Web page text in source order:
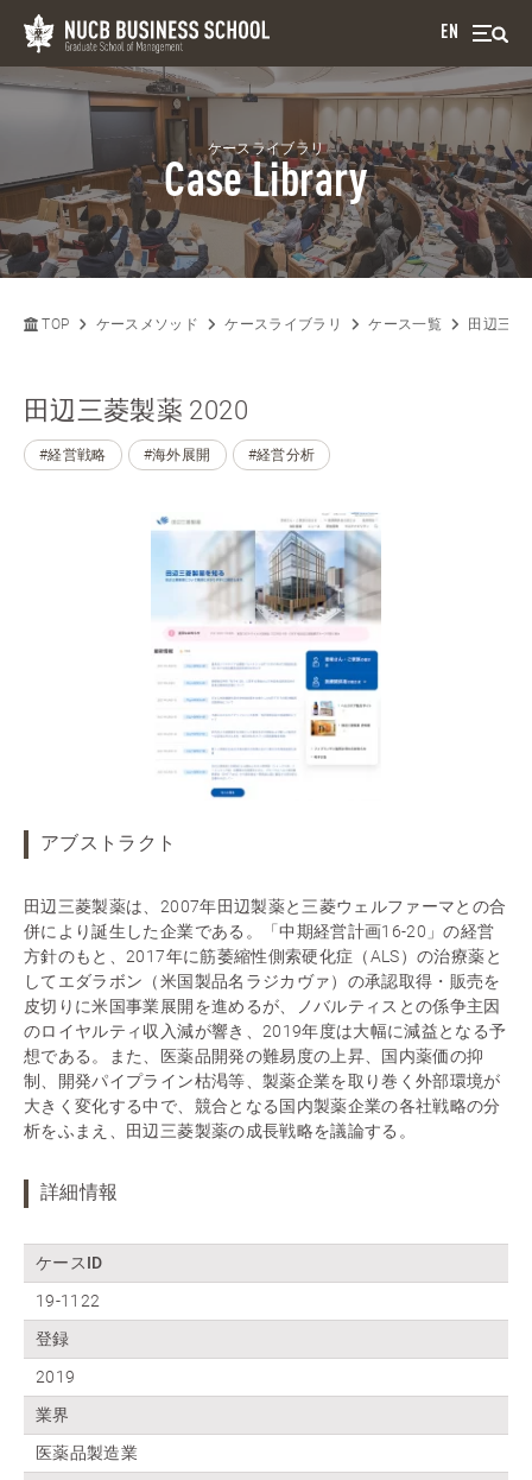
EN
ケースライブラリ
Case Library
TOP ケースメソッド ケースライブラリ ケース一覧 田辺三
田辺三菱製薬 2020
#経営戦略 #海外展開 #経営分析
アブストラクト
田辺三菱製薬は、2007年田辺製薬と三菱ウェルファーマとの合
併により誕生した企業である。「中期経営計画16-20」の経営
方針のもと、2017年に筋萎縮性側索硬化症（ALS）の治療薬と
してエダラボン（米国製品名ラジカヴァ）の承認取得・販売を
皮切りに米国事業展開を進めるが、ノバルティスとの係争主因
のロイヤルティ収入減が響き、2019年度は大幅に減益となる予
想である。また、医薬品開発の難易度の上昇、国内薬価の抑
制、開発パイプライン枯渇等、製薬企業を取り巻く外部環境が
大きく変化する中で、競合となる国内製薬企業の各社戦略の分
析をふまえ、田辺三菱製薬の成長戦略を議論する。
詳細情報
ケースID
19-1122
登録
2019
業界
医薬品製造業